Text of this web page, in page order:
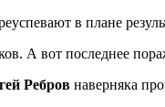
в плане
А вот последнее
Ребров наверняка